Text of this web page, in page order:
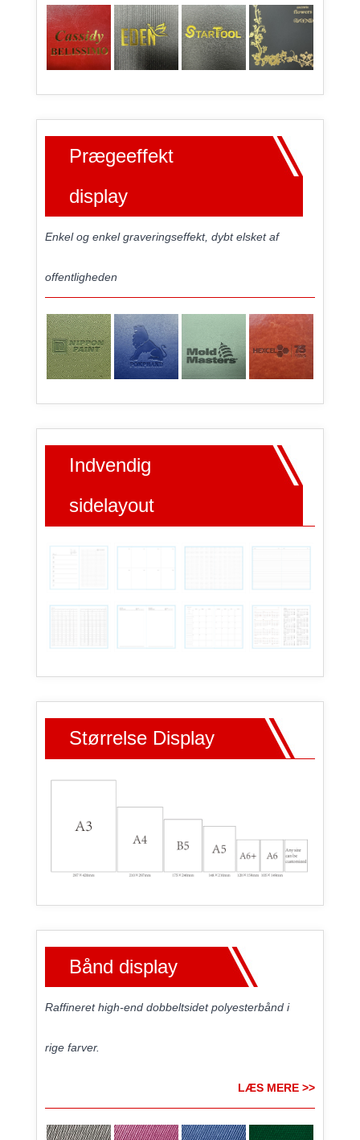
Prægeeffekt
display
Enkel og enkel graveringseffekt, dybt elsket af
offentligheden
Indvendig
sidelayout
Størrelse Display
Bånd display
Raffineret high-end dobbeltsidet polyesterbånd i
rige farver.
LÆS MERE >>